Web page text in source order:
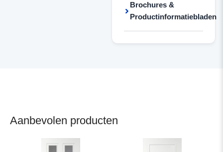
Brochures &
Productinformatiebladen
Aanbevolen producten